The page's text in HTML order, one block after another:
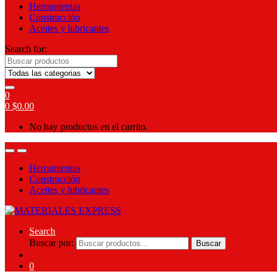
Herramientas
Construcción
Aceites y lubricantes
Search for:
0
0 $0.00
No hay productos en el carrito.
Herramientas
Construcción
Aceites y lubricantes
Search
Buscar por:
Buscar
0